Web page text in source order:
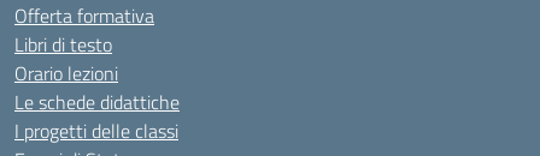
Offerta formativa
Libri di testo
Orario lezioni
Le schede didattiche
I progetti delle classi